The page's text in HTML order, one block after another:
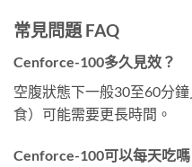
常見問題 FAQ
Cenforce-100多久見效？
空腹狀態下一般30至60分
食）可能需要更長時間。
Cenforce-100可以每天吃嗎